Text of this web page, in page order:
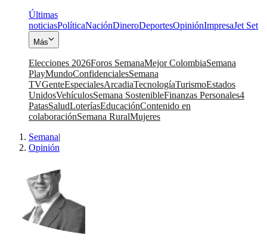
Últimas
noticiasPolíticaNaciónDineroDeportesOpiniónImpresaJet Set
Más
Elecciones 2026Foros SemanaMejor ColombiaSemana
PlayMundoConfidencialesSemana
TVGenteEspecialesArcadiaTecnologíaTurismoEstados
UnidosVehículosSemana SostenibleFinanzas Personales4
PatasSaludLoteríasEducaciónContenido en
colaboraciónSemana RuralMujeres
Semana|
Opinión